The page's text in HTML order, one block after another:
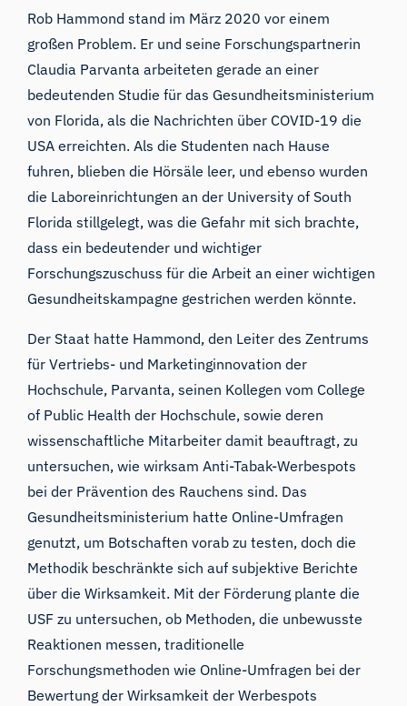
Rob Hammond stand im März 2020 vor einem
großen Problem. Er und seine Forschungspartnerin
Claudia Parvanta arbeiteten gerade an einer
bedeutenden Studie für das Gesundheitsministerium
von Florida, als die Nachrichten über COVID-19 die
USA erreichten. Als die Studenten nach Hause
fuhren, blieben die Hörsäle leer, und ebenso wurden
die Laboreinrichtungen an der University of South
Florida stillgelegt, was die Gefahr mit sich brachte,
dass ein bedeutender und wichtiger
Forschungszuschuss für die Arbeit an einer wichtigen
Gesundheitskampagne gestrichen werden könnte.
Der Staat hatte Hammond, den Leiter des Zentrums
für Vertriebs- und Marketinginnovation der
Hochschule, Parvanta, seinen Kollegen vom College
of Public Health der Hochschule, sowie deren
wissenschaftliche Mitarbeiter damit beauftragt, zu
untersuchen, wie wirksam Anti-Tabak-Werbespots
bei der Prävention des Rauchens sind. Das
Gesundheitsministerium hatte Online-Umfragen
genutzt, um Botschaften vorab zu testen, doch die
Methodik beschränkte sich auf subjektive Berichte
über die Wirksamkeit. Mit der Förderung plante die
USF zu untersuchen, ob Methoden, die unbewusste
Reaktionen messen, traditionelle
Forschungsmethoden wie Online-Umfragen bei der
Bewertung der Wirksamkeit der Werbespots